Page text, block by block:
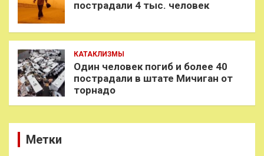
пострадали 4 тыс. человек
КАТАКЛИЗМЫ
Один человек погиб и более 40
пострадали в штате Мичиган от
торнадо
Метки